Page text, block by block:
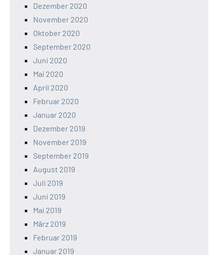
Dezember 2020
November 2020
Oktober 2020
September 2020
Juni 2020
Mai 2020
April 2020
Februar 2020
Januar 2020
Dezember 2019
November 2019
September 2019
August 2019
Juli 2019
Juni 2019
Mai 2019
März 2019
Februar 2019
Januar 2019